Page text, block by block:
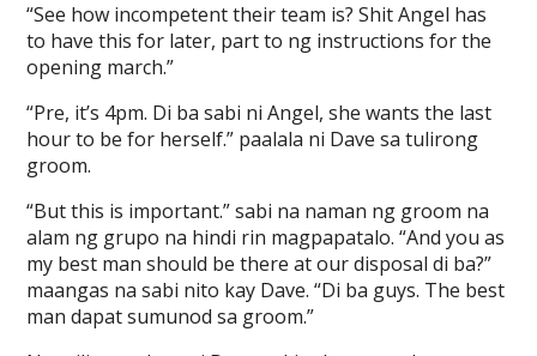
“See how incompetent their team is? Shit Angel has
to have this for later, part to ng instructions for the
opening march.”
“Pre, it’s 4pm. Di ba sabi ni Angel, she wants the last
hour to be for herself.” paalala ni Dave sa tulirong
groom.
“But this is important.” sabi na naman ng groom na
alam ng grupo na hindi rin magpapatalo. “And you as
my best man should be there at our disposal di ba?”
maangas na sabi nito kay Dave. “Di ba guys. The best
man dapat sumunod sa groom.”